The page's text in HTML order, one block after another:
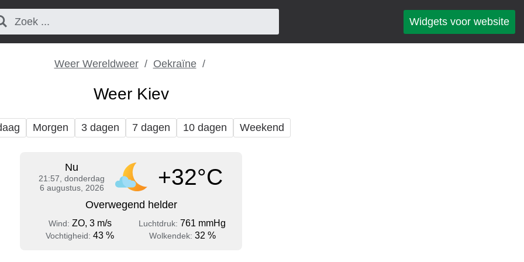
Widgets voor website
Weer Wereldweer Oekraïne
Weer Kiev
Morgen 3 dagen 7 dagen 10 dagen Weekend
Nu
21:57, donderdag
6 augustus, 2026
+32°C
Overwegend helder
Wind: ZO, 3 m/s Luchtdruk: 761 mmHg
Vochtigheid: 43 % Wolkendek: 32 %